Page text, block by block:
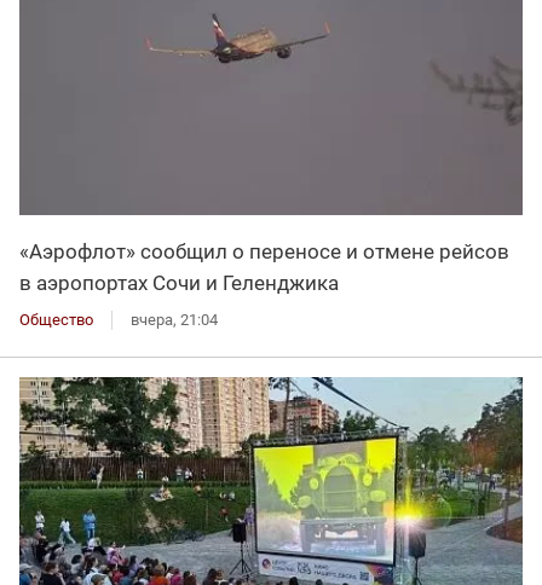
«Аэрофлот» сообщил о переносе и отмене рейсов
в аэропортах Сочи и Геленджика
Общество вчера, 21:04